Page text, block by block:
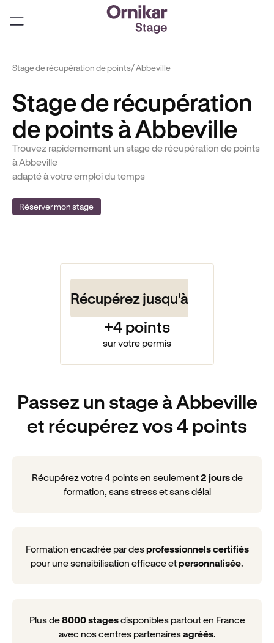
Stage de récupération de points/ Abbeville
Stage de récupération
de points à Abbeville
Trouvez rapidemement un stage de récupération de points
à Abbeville
adapté à votre emploi du temps
Réserver mon stage
Récupérez jusqu'à
+4 points
sur votre permis
Passez un stage à Abbeville
et récupérez vos 4 points
Récupérez votre 4 points en seulement2 joursde
formation, sans stress et sans délai
Formation encadrée par desprofessionnels certifiés
pour une sensibilisation efficace etpersonnalisée.
Plus de8000 stagesdisponibles partout en France
avec nos centres partenairesagréés.